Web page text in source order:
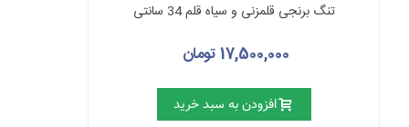
تنگ برنجی قلمزنی و سیاه قلم 34 سانتی
17,500,000 تومان
افزودن به سبد خرید